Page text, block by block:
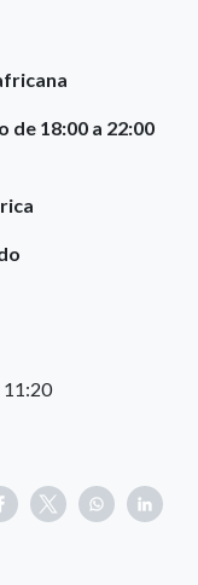
de 18:00 a 22:00
11:20